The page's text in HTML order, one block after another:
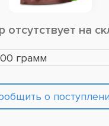
отсутствует на
грамм
о